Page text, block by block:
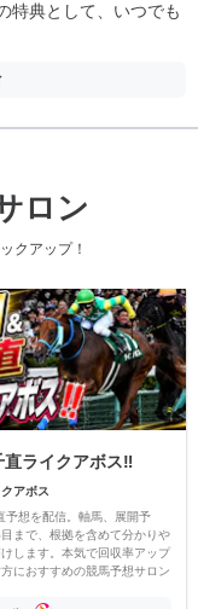
特典として、いつでも
ロン
クアップ！
ライクアボス‼️
アボス
予想を配信。軸馬、展開予
まで、根拠を含めて分かりや
します。本気で回収率アップ
におすすめの競馬予想サロン